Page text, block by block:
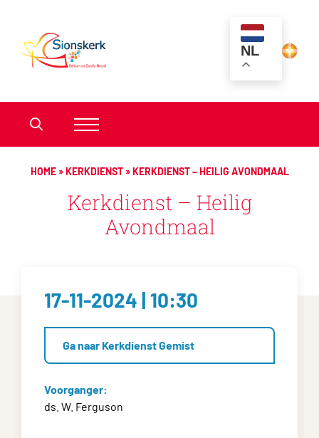
NL
HOME»KERKDIENST»KERKDIENST – HEILIG AVONDMAAL
Kerkdienst – Heilig
Avondmaal
17-11-2024 | 10:30
Ga naar Kerkdienst Gemist
Voorganger:
ds. W. Ferguson